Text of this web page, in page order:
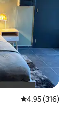
औसत रेटिंग 5 में से
4.95 (316)